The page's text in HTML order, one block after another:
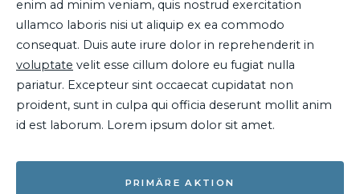
enim ad minim veniam, quis nostrud exercitation
ullamco laboris nisi ut aliquip ex ea commodo
consequat. Duis aute irure dolor in reprehenderit in
voluptate velit esse cillum dolore eu fugiat nulla
pariatur. Excepteur sint occaecat cupidatat non
proident, sunt in culpa qui officia deserunt mollit anim
id est laborum. Lorem ipsum dolor sit amet.
PRIMÄRE AKTION